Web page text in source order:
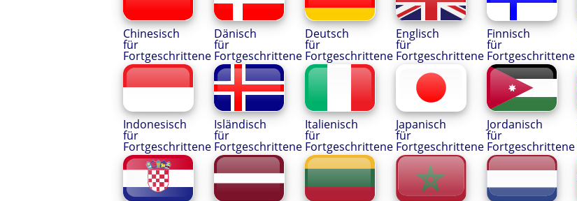
Chinesisch
für
Fortgeschrittene
Dänisch
für
Fortgeschrittene
Deutsch
für
Fortgeschrittene
Englisch
für
Fortgeschrittene
Finnisch
für
Fortgeschrittene
Indonesisch
für
Fortgeschrittene
Isländisch
für
Fortgeschrittene
Italienisch
für
Fortgeschrittene
Japanisch
für
Fortgeschrittene
Jordanisch
für
Fortgeschrittene